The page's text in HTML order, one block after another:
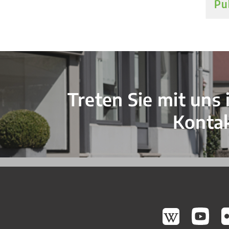
Verschiedene Informationen
Treten Sie mit uns
Gossau Wikipedia
Gossau